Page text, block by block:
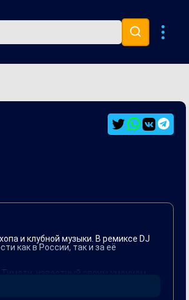
и клубной музыки. В ремиксе DJ
как в России, так и за её
известный своим умением
стиль, яркие образы и